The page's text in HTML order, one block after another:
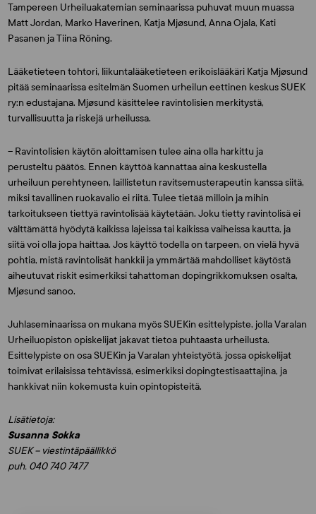
Tampereen Urheiluakatemian seminaarissa puhuvat muun muassa
Matt Jordan, Marko Haverinen, Katja Mjøsund, Anna Ojala, Kati
Pasanen jaTiina Röning.
Lääketieteen tohtori, liikuntalääketieteen erikoislääkäri Katja Mjøsund
pitää seminaarissa esitelmän Suomen urheilun eettinen keskus SUEK
ry:n edustajana. Mjøsund käsittelee ravintolisien merkitystä,
turvallisuutta ja riskejä urheilussa.
– Ravintolisien käytön aloittamisen tulee aina olla harkittu ja
perusteltu päätös. Ennen käyttöä kannattaa aina keskustella
urheiluun perehtyneen, laillistetun ravitsemusterapeutin kanssa siitä,
miksi tavallinen ruokavalio ei riitä. Tulee tietää milloin ja mihin
tarkoitukseen tiettyä ravintolisää käytetään. Joku tietty ravintolisä ei
välttämättä hyödytä kaikissa lajeissa tai kaikissa vaiheissa kautta, ja
siitä voi olla jopa haittaa. Jos käyttö todella on tarpeen, on vielä hyvä
pohtia, mistä ravintolisät hankkii ja ymmärtää mahdolliset käytöstä
aiheutuvat riskit esimerkiksi tahattoman dopingrikkomuksen osalta,
Mjøsund sanoo.
Juhlaseminaarissa on mukana myös SUEKin esittelypiste, jolla Varalan
Urheiluopiston opiskelijat jakavat tietoa puhtaasta urheilusta.
Esittelypiste on osa SUEKin ja Varalan yhteistyötä, jossa opiskelijat
toimivat erilaisissa tehtävissä, esimerkiksi dopingtestisaattajina, ja
hankkivat niin kokemusta kuin opintopisteitä.
Lisätietoja:
Susanna Sokka
SUEK – viestintäpäällikkö
puh. 040 740 7477